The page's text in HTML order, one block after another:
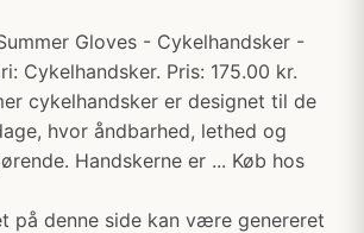
Gloves - Cykelhandsker -
Cykelhandsker. Pris: 175.00 kr.
cykelhandsker er designet til de
hvor åndbarhed, lethed og
Handskerne er ... Køb hos
på denne side kan være genereret